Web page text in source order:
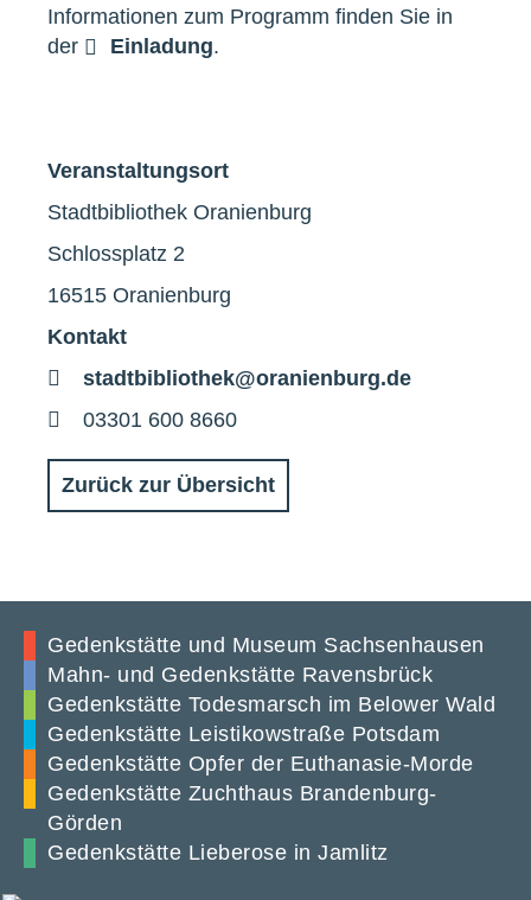
Informationen zum Programm finden Sie in
der
Einladung.
Veranstaltungsort
Stadtbibliothek Oranienburg
Schlossplatz 2
16515 Oranienburg
Kontakt
E-
Mail
stadtbibliothek@oranienburg.de
Telefon
03301 600 8660
Zurück zur Übersicht
Gedenkstätte und Museum Sachsenhausen
Mahn- und Gedenkstätte Ravensbrück
Gedenkstätte Todesmarsch im Belower Wald
Gedenkstätte Leistikowstraße Potsdam
Gedenkstätte Opfer der Euthanasie-Morde
Gedenkstätte Zuchthaus Brandenburg-
Görden
Gedenkstätte Lieberose in Jamlitz